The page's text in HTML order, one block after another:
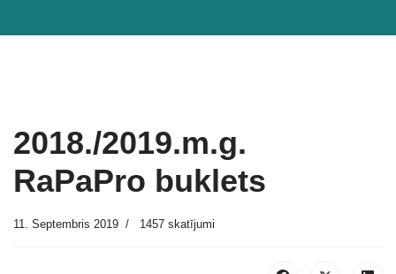
2018./2019.m.g.
RaPaPro buklets
11. Septembris 2019 1457 skatījumi